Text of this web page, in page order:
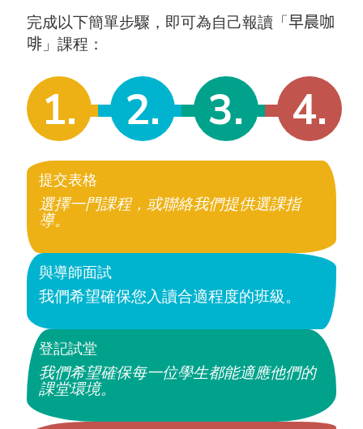
完成以下簡單步驟，即可為自己報讀「早晨咖
啡」課程：
1. 2. 3. 4.
提交表格
選擇一門課程，或聯絡我們提供選課指
導。
與導師面試
我們希望確保您入讀合適程度的班級。
登記試堂
我們希望確保每一位學生都能適應他們的
課堂環境。